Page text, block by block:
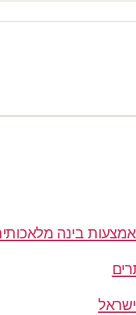
בינה